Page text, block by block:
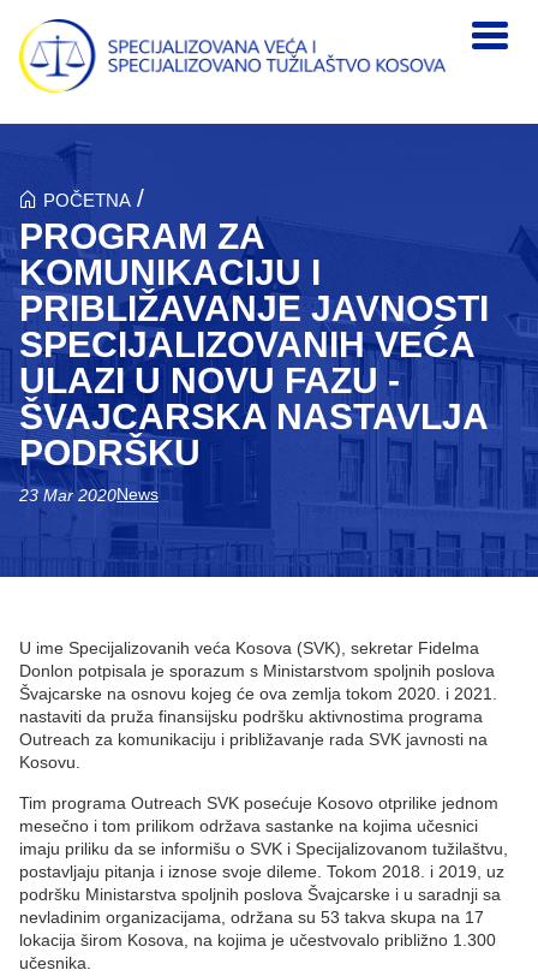
Skip to main content
POČETNA /
PROGRAM ZA
KOMUNIKACIJU I
PRIBLIŽAVANJE JAVNOSTI
SPECIJALIZOVANIH VEĆA
ULAZI U NOVU FAZU -
ŠVAJCARSKA NASTAVLJA
PODRŠKU
23 Mar 2020News
U ime Specijalizovanih veća Kosova (SVK), sekretar Fidelma
Donlon potpisala je sporazum s Ministarstvom spoljnih poslova
Švajcarske na osnovu kojeg će ova zemlja tokom 2020. i 2021.
nastaviti da pruža finansijsku podršku aktivnostima programa
Outreach za komunikaciju i približavanje rada SVK javnosti na
Kosovu.
Tim programa Outreach SVK posećuje Kosovo otprilike jednom
mesečno i tom prilikom održava sastanke na kojima učesnici
imaju priliku da se informišu o SVK i Specijalizovanom tužilaštvu,
postavljaju pitanja i iznose svoje dileme. Tokom 2018. i 2019, uz
podršku Ministarstva spoljnih poslova Švajcarske i u saradnji sa
nevladinim organizacijama, održana su 53 takva skupa na 17
lokacija širom Kosova, na kojima je učestvovalo približno 1.300
učesnika.